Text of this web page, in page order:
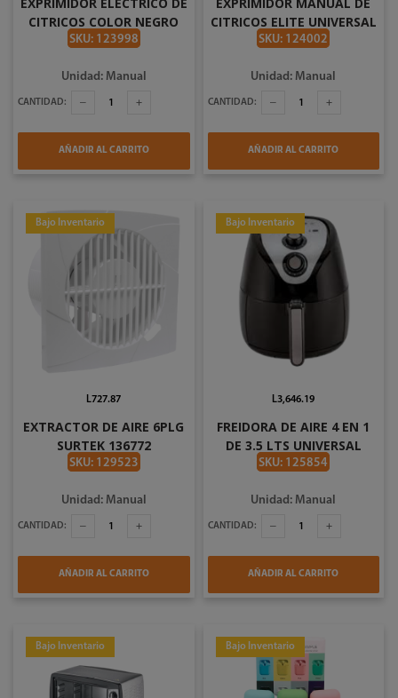
CITRICOS COLOR NEGRO
UNIVERSAL L83600
SKU: 123998
Unidad: Manual
CANTIDAD:
AÑADIR AL CARRITO
CITRICOS ELITE UNIVERSAL
I44145
SKU: 124002
Unidad: Manual
CANTIDAD:
AÑADIR AL CARRITO
Bajo Inventario
EXTRACTOR DE AIRE 6PLG
SURTEK 136772
SKU: 129523
L727.87
Unidad: Manual
CANTIDAD:
AÑADIR AL CARRITO
Bajo Inventario
FREIDORA DE AIRE 4 EN 1
DE 3.5 LTS UNIVERSAL
L85660
SKU: 125854
L3,646.19
Unidad: Manual
CANTIDAD:
AÑADIR AL CARRITO
Bajo Inventario Bajo Inventario